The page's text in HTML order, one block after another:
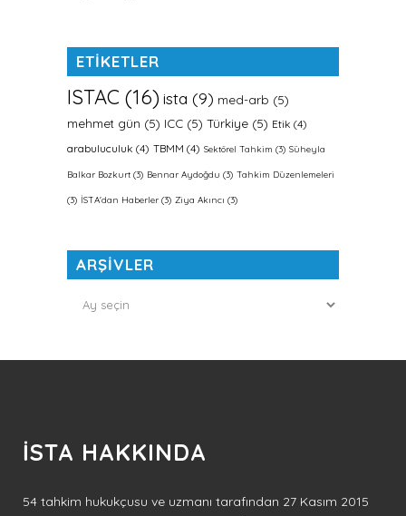
ETİKETLER
ISTAC (16) ista (9) med-arb (5)
mehmet gün (5) ICC (5) Türkiye (5) Etik (4)
arabuluculuk (4) TBMM (4) Sektörel Tahkim (3) Süheyla
Balkar Bozkurt (3) Bennar Aydoğdu (3) Tahkim Düzenlemeleri
(3) İSTA'dan Haberler (3) Ziya Akıncı (3)
ARŞİVLER
ARŞİVLER
İSTA HAKKINDA
54 tahkim hukukçusu ve uzmanı tarafından 27 Kasım 2015